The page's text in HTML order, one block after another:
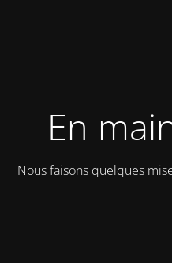
En
Nous faisons quelques